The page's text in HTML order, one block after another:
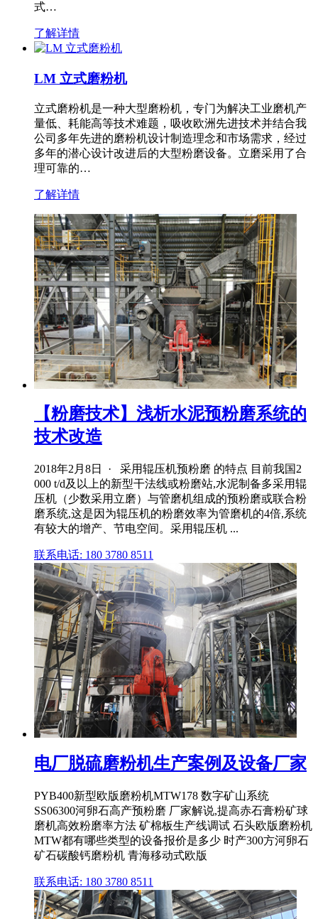
式…
了解详情
LM 立式磨粉机
立式磨粉机是一种大型磨粉机，专门为解决工业磨机产
量低、耗能高等技术难题，吸收欧洲先进技术并结合我
公司多年先进的磨粉机设计制造理念和市场需求，经过
多年的潜心设计改进后的大型粉磨设备。立磨采用了合
理可靠的…
了解详情
【粉磨技术】浅析水泥预粉磨系统的
技术改造
2018年2月8日 · 采用辊压机预粉磨 的特点 目前我国2
000 t/d及以上的新型干法线或粉磨站,水泥制备多采用辊
压机（少数采用立磨）与管磨机组成的预粉磨或联合粉
磨系统,这是因为辊压机的粉磨效率为管磨机的4倍,系统
有较大的增产、节电空间。采用辊压机 ...
联系电话: 180 3780 8511
电厂脱硫磨粉机生产案例及设备厂家
PYB400新型欧版磨粉机MTW178 数字矿山系统
SS06300河卵石高产预粉磨 厂家解说,提高赤石膏粉矿球
磨机高效粉磨率方法 矿棉板生产线调试 石头欧版磨粉机
MTW都有哪些类型的设备报价是多少 时产300方河卵石
矿石碳酸钙磨粉机 青海移动式欧版
联系电话: 180 3780 8511